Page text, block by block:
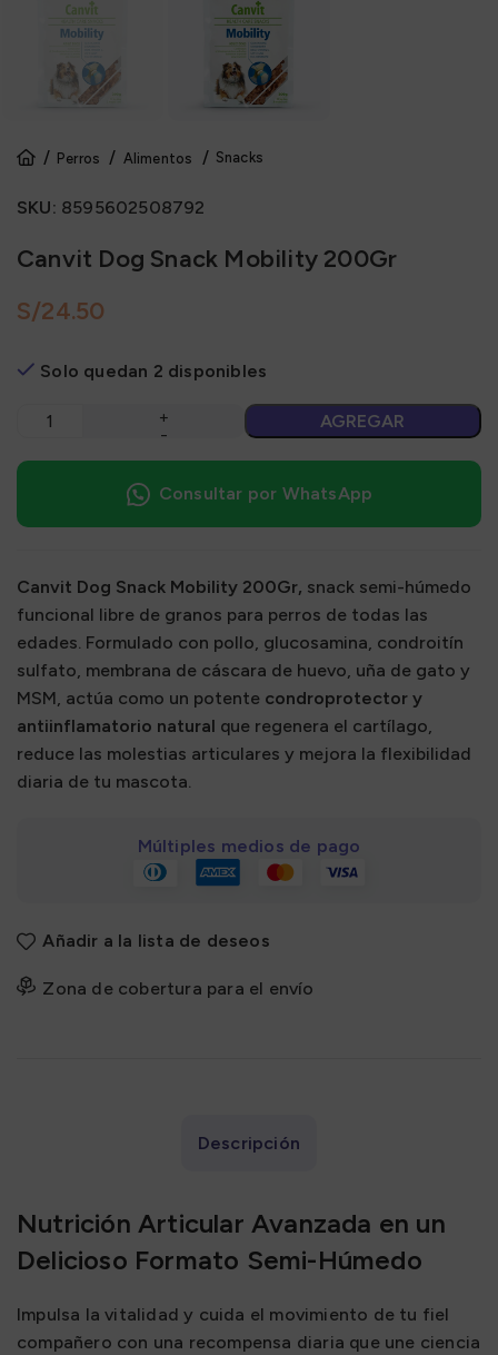
Perros Alimentos Snacks
SKU: 8595602508792
Canvit Dog Snack Mobility 200Gr
S/
Solo quedan 2 disponibles
AGREGAR
Consultar por WhatsApp
Canvit Dog Snack Mobility 200Gr, snack semi-húmedo
funcional libre de granos para perros de todas las
edades. Formulado con pollo, glucosamina, condroitín
sulfato, membrana de cáscara de huevo, uña de gato y
MSM, actúa como un potente condroprotector y
antiinflamatorio natural que regenera el cartílago,
reduce las molestias articulares y mejora la flexibilidad
diaria de tu mascota.
Múltiples medios de pago
Añadir a la lista de deseos
Zona de cobertura para el envío
Descripción
Nutrición Articular Avanzada en un
Delicioso Formato Semi-Húmedo
Impulsa la vitalidad y cuida el movimiento de tu fiel
compañero con una recompensa diaria que une ciencia